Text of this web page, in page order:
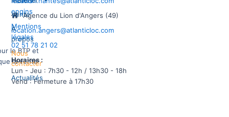
le BTP et
la vente
engins
Mentions
légales
Vente
À
propos
Nous
contacter
Actualités
Agence du Lion d'Angers (49)
location.angers@atlanticloc.com
02 51 78 21 02
Horaires :
Lun - Jeu : 7h30 - 12h / 13h30 - 18h
Vend : Fermeture à 17h30